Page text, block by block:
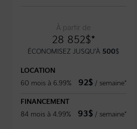
À partir de
28 852$*
ÉCONOMISEZ JUSQU'À 500$
LOCATION
60 mois à 6.99%
92$ / semaine*
FINANCEMENT
84 mois à 4.99%
93$ / semaine*